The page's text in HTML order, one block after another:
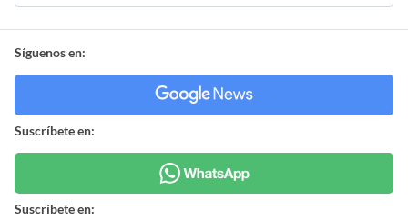
Síguenos en:
Suscríbete en:
Suscríbete en: